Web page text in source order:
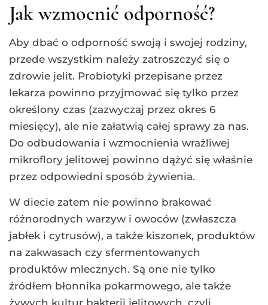
Jak wzmocnić odporność?
Aby dbać o odporność swoją i swojej rodziny,
przede wszystkim należy zatroszczyć się o
zdrowie jelit. Probiotyki przepisane przez
lekarza powinno przyjmować się tylko przez
określony czas (zazwyczaj przez okres 6
miesięcy), ale nie załatwią całej sprawy za nas.
Do odbudowania i wzmocnienia wrażliwej
mikroflory jelitowej powinno dążyć się właśnie
przez odpowiedni sposób żywienia.
W diecie zatem nie powinno brakować
różnorodnych warzyw i owoców (zwłaszcza
jabłek i cytrusów), a także kiszonek, produktów
na zakwasach czy sfermentowanych
produktów mlecznych. Są one nie tylko
źródłem błonnika pokarmowego, ale także
żywych kultur bakterii jelitowych, czyli